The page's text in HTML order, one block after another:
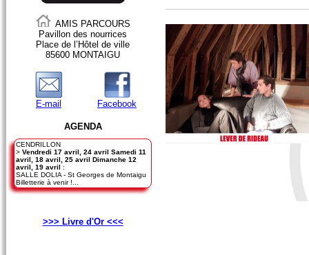
AMIS PARCOURS
Pavillon des nourrices
Place de l’Hôtel de ville
85600 MONTAIGU
E-mail Facebook
AGENDA
CENDRILLON
> Vendredi 17 avril, 24 avril Samedi 11
avril, 18 avril, 25 avril Dimanche 12
avril, 19 avril :
SALLE DOLIA - St Georges de Montaigu
Billetterie à venir !...
>>> Livre d'Or <<<